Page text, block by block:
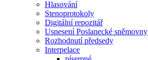
Hlasování
Stenoprotokoly
Digitální repozitář
Usnesení Poslanecké sněmovny
Rozhodnutí předsedy
Interpelace